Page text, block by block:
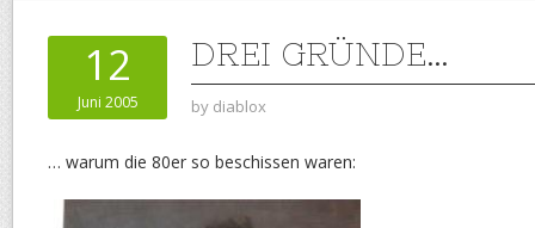
12
Juni 2005
DREI GRÜNDE…
by diablox
… warum die 80er so beschissen waren: